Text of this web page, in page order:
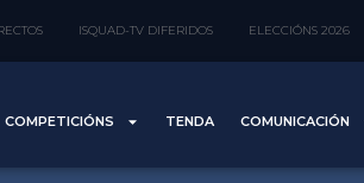
ISQUAD-TV DIFERIDOS ELECCIÓNS 2026
COMPETICIÓNS TENDA COMUNICACIÓN